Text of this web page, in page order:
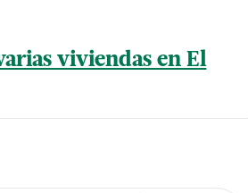
viviendas en El